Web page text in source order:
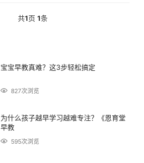
共1页 1条
宝宝早教真难？这3步轻松搞定
827次浏览
为什么孩子越早学习越难专注？《恩育堂
早教
595次浏览